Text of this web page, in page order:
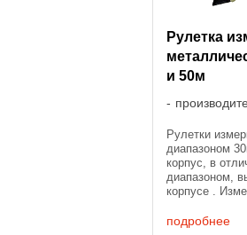
Рулетка
и 50м
Рулетки
диапазоном
корпус, в
диапазоном,
корпусе .
подробнее